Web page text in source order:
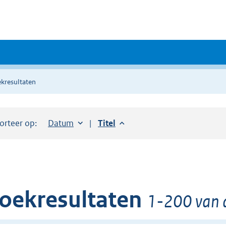
op: Sorteer op:
Datum aflopendSorteer op:
Titel aflopend
1-200 van